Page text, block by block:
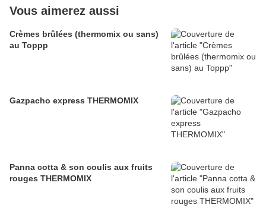
Vous aimerez aussi
Crèmes brûlées (thermomix ou sans)
au Toppp
Gazpacho express THERMOMIX
Panna cotta & son coulis aux fruits
rouges THERMOMIX